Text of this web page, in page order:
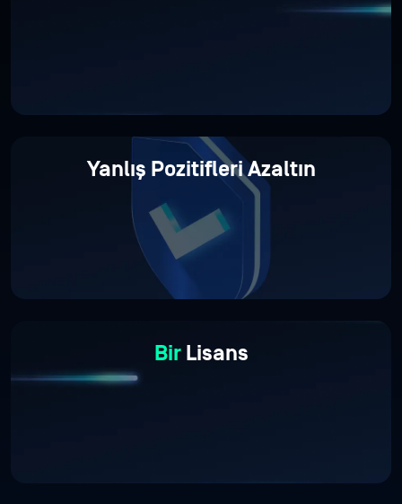
Yanlış Pozitifleri Azaltın
BirLisans